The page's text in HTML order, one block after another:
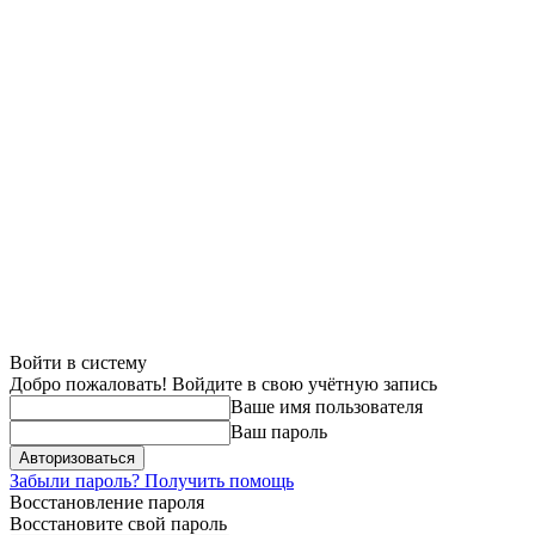
Войти в систему
Добро пожаловать! Войдите в свою учётную запись
Ваше имя пользователя
Ваш пароль
Забыли пароль? Получить помощь
Восстановление пароля
Восстановите свой пароль